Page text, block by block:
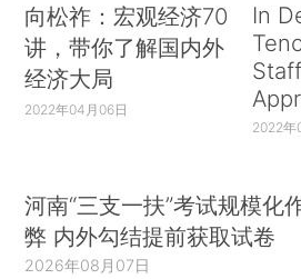
向松祚：宏观经济70
讲，带你了解国内外
经济大局
2022年04月06日
In
2022年
河南“三支一扶”考试规模化
弊 内外勾结提前获取试卷
2026年08月07日